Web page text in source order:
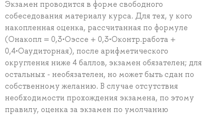
Экзамен проводится в форме свободного
собеседования материалу курса. Для тех, у кого
накопленная оценка, рассчитанная по формуле
(Онакопл = 0,3•Оэссе + 0,3•Оконтр.работа +
0,4•Оаудиторная), после арифметического
округления ниже 4 баллов, экзамен обязателен; для
остальных - необязателен, но может быть сдан по
собственному желанию. В случае отсутствия
необходимости прохождения экзамена, по этому
правилу, оценка за экзамен по умолчанию